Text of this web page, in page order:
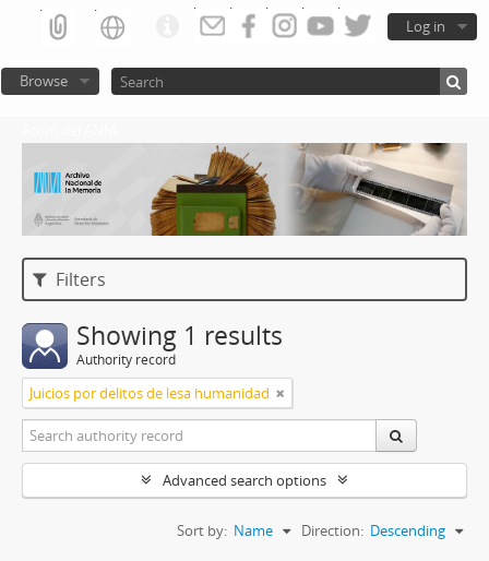
Log in
Browse
Filters
Showing 1 results
Authority record
Juicios por delitos de lesa humanidad
Advanced search options
Sort by: Name Direction: Descending